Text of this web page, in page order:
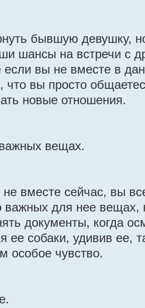
бывшую девушку,
шансы на встречи с
вы не вместе в
что вы просто
новые отношения.
вещах.
вместе сейчас, вы
важных для нее вещах,
документы, когда
ее собаки, удивив ее,
особое чувство.